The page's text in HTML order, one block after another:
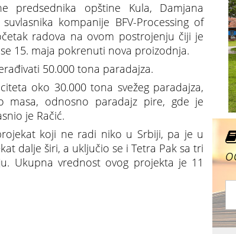
predsednika opštine Kula, Damjana
kompanije BFV-Processing of
radova na ovom postrojenju čiji je
15. maja pokrenuti nova proizodnja.
50.000 tona paradajza.
oko 30.000 tona svežeg paradajza,
odnosno paradajz pire, gde je
je Račić.
koji ne radi niko u Srbiji, pa je u
dalje širi, a uključio se i Tetra Pak sa tri
Ukupna vrednost ovog projekta je 11